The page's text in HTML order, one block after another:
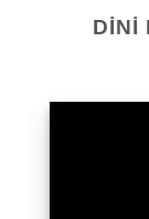
DINI